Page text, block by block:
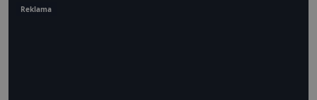
Reklama